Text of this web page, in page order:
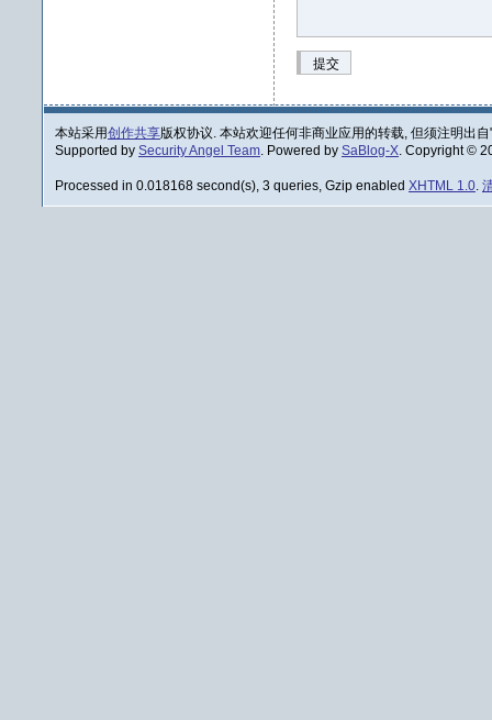
提交
本站采用创作共享版权协议. 本站欢迎任何非商业应用的转载, 但须注明出自
Supported by Security Angel Team. Powered by SaBlog-X. Copyright ©
Processed in 0.018168 second(s), 3 queries, Gzip enabled XHTML 1.0.